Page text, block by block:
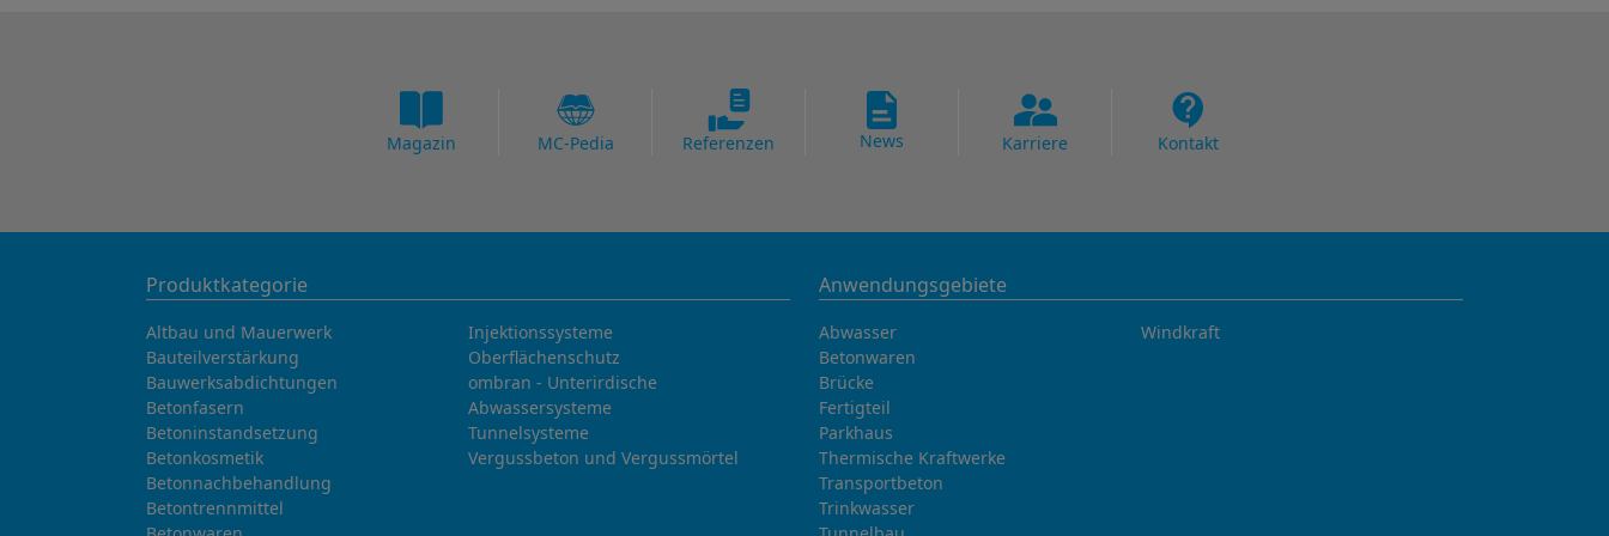
Magazin MC-Pedia Referenzen News Karriere Kontakt
Produktkategorie
Altbau und Mauerwerk
Bauteilverstärkung
Bauwerksabdichtungen
Betonfasern
Betoninstandsetzung
Betonkosmetik
Betonnachbehandlung
Betontrennmittel
Injektionssysteme
Oberflächenschutz
ombran - Unterirdische
Abwassersysteme
Tunnelsysteme
Vergussbeton und Vergussmörtel
Anwendungsgebiete
Abwasser
Betonwaren
Brücke
Fertigteil
Parkhaus
Thermische Kraftwerke
Transportbeton
Trinkwasser
Windkraft